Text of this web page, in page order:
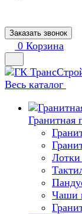
Заказать звонок
0 Корзина
Весь каталог
Гранитная
Лотки
Чаши